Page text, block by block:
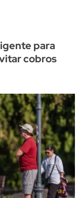
para
cobros